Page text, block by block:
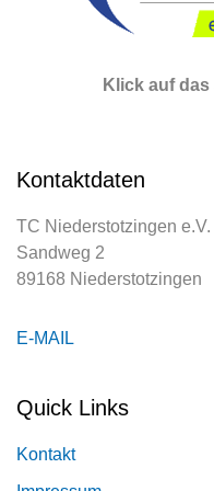
Klick auf
Kontaktdaten
TC Niederstotzingen e.V.
Sandweg 2
89168 Niederstotzingen
E-MAIL
Quick Links
Kontakt